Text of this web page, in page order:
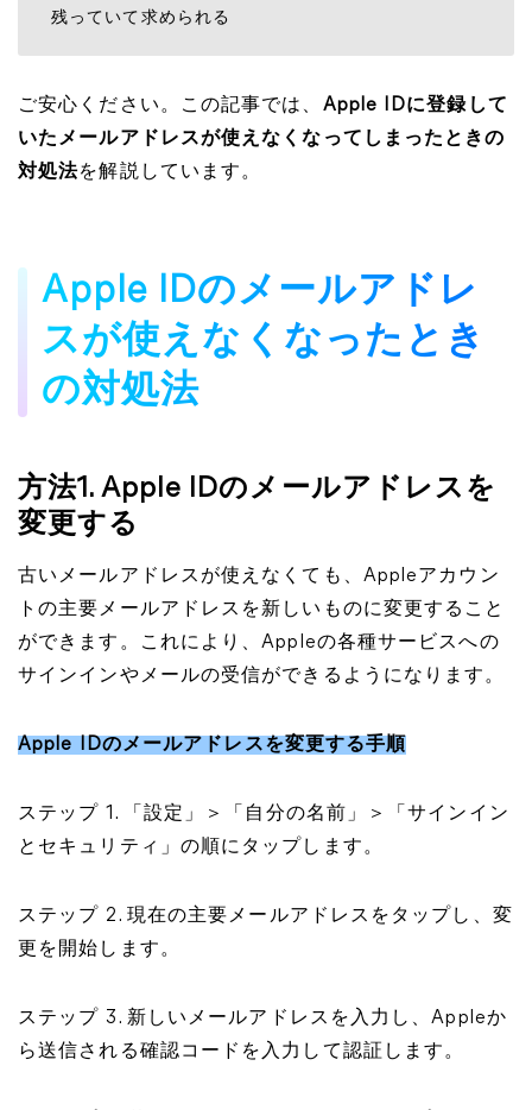
残っていて求められる​​​​​​​
ご安心ください。この記事では、 Apple IDに登録して
いたメールアドレスが使えなくなってしまったときの
対処法を解説しています。
Apple IDのメールアドレ
スが使えなくなったとき
の対処法
方法1. Apple IDのメールアドレスを
変更する
古いメールアドレスが使えなくても、Appleアカウン
トの主要メールアドレスを新しいものに変更すること
ができます。これにより、Appleの各種サービスへの
サインインやメールの受信ができるようになります。
Apple IDのメールアドレスを変更する手順
ステップ 1. 「設定」＞「自分の名前」＞「サインイン
とセキュリティ」の順にタップします。
ステップ 2. 現在の主要メールアドレスをタップし、変
更を開始します。
ステップ 3. 新しいメールアドレスを入力し、Appleか
ら送信される確認コードを入力して認証します。